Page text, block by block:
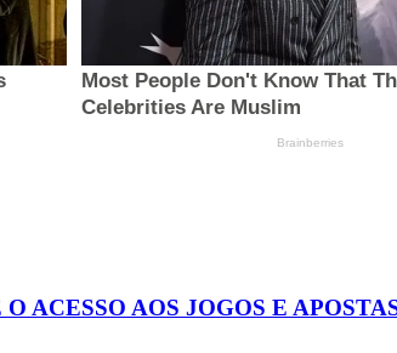
ACESSO AOS JOGOS E